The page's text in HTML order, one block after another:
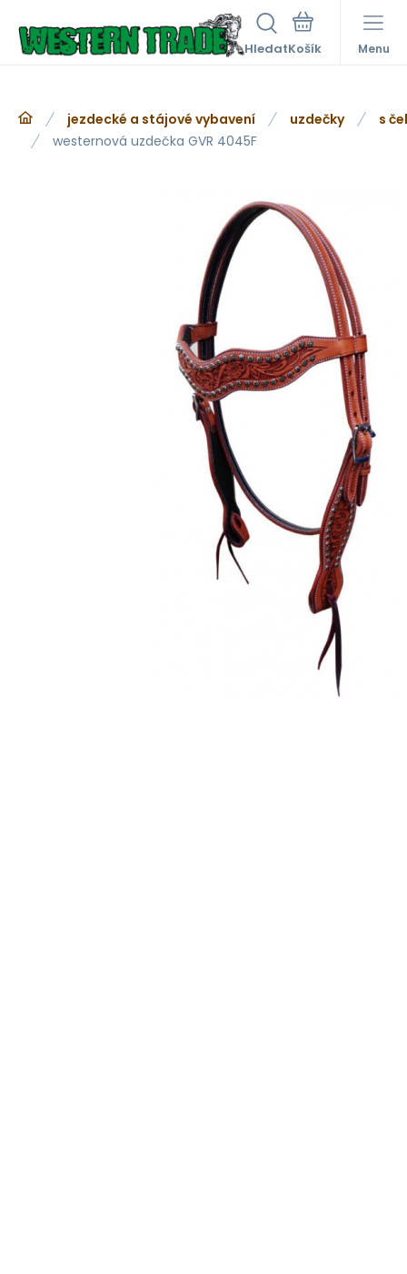
Hledat Menu
jezdecké a stájové vybavení uzdečky
s
westernová uzdečka GVR 4045F